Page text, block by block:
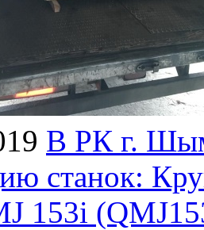
В РК г.
станок:
153i